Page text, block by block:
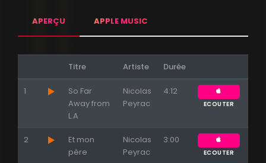
APERÇU APPLE MUSIC
Titre Artiste Durée
1
So Far
Away from
L.A
Nicolas
Peyrac
4:12
ECOUTER
2
Et mon
père
Nicolas
Peyrac
3:00
ECOUTER